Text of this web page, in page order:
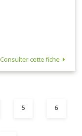
Consulter cette fiche
5 6